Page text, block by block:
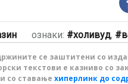
ознаки: холивуд,
се заштитени со
текстови е казниво со
со ставање хиперлинк до